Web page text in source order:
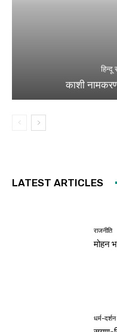
काशी नामकरण
LATEST ARTICLES
राजनीति
मोहन
धर्म-